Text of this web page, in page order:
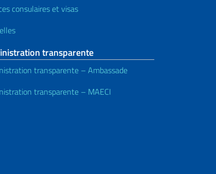
consulaires et visas
transparente
transparente – Ambassade
transparente – MAECI